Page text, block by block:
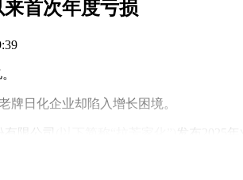
首次年度亏损
牌日化企业却陷入增长困境。
有限公司 发布2025